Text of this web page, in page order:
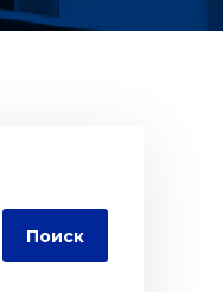
Поиск